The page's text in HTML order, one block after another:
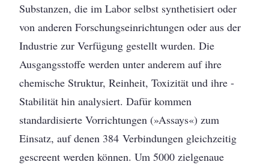
Substanzen, die im Labor selbst synthetisiert oder
von anderen ­Forschungseinrichtungen oder aus der
Industrie zur Verfügung gestellt wurden. Die
Ausgangsstoffe werden unter anderem auf ihre
chemische Struktur, Reinheit, Toxizität und ihre ­
Stabilität hin analysiert. Dafür kommen
standardisierte Vorrichtungen (»Assays«) zum
Einsatz, auf denen 384 Verbindungen gleichzeitig
gescreent werden können. Um 5000 zielgenaue